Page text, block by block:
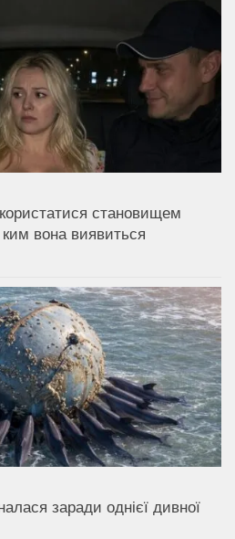
становищем
вона виявиться
заради однієї дивної